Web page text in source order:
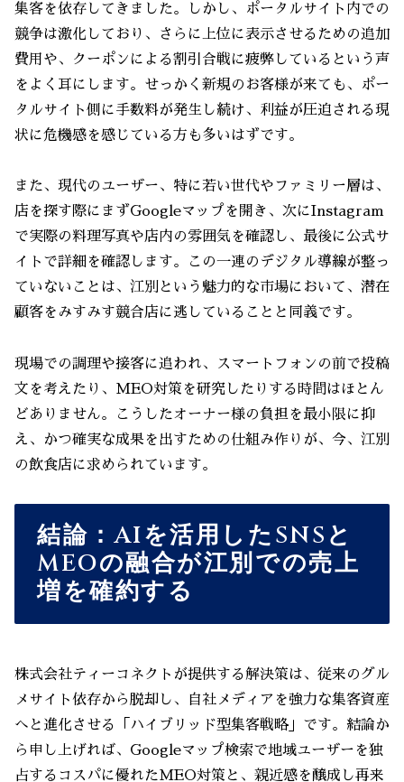
集客を依存してきました。しかし、ポータルサイト内での
競争は激化しており、さらに上位に表示させるための追加
費用や、クーポンによる割引合戦に疲弊しているという声
をよく耳にします。せっかく新規のお客様が来ても、ポー
タルサイト側に手数料が発生し続け、利益が圧迫される現
状に危機感を感じている方も多いはずです。
また、現代のユーザー、特に若い世代やファミリー層は、
店を探す際にまずGoogleマップを開き、次にInstagram
で実際の料理写真や店内の雰囲気を確認し、最後に公式サ
イトで詳細を確認します。この一連のデジタル導線が整っ
ていないことは、江別という魅力的な市場において、潜在
顧客をみすみす競合店に逃していることと同義です。
現場での調理や接客に追われ、スマートフォンの前で投稿
文を考えたり、MEO対策を研究したりする時間はほとん
どありません。こうしたオーナー様の負担を最小限に抑
え、かつ確実な成果を出すための仕組み作りが、今、江別
の飲食店に求められています。
結論：AIを活用したSNSと
MEOの融合が江別での売上
増を確約する
株式会社ティーコネクトが提供する解決策は、従来のグル
メサイト依存から脱却し、自社メディアを強力な集客資産
へと進化させる「ハイブリッド型集客戦略」です。結論か
ら申し上げれば、Googleマップ検索で地域ユーザーを独
占するコスパに優れたMEO対策と、親近感を醸成し再来